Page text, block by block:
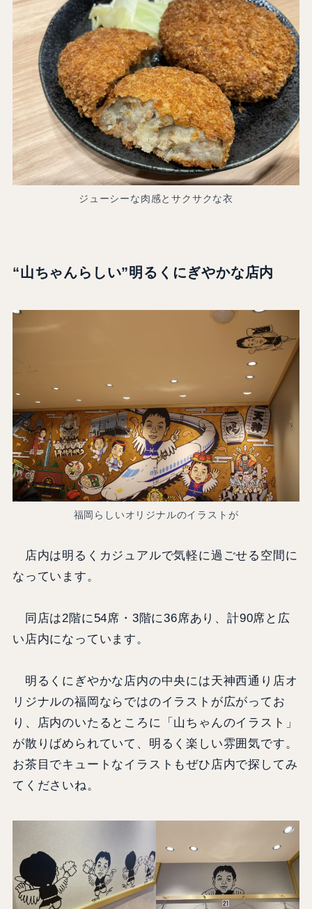
ジューシーな肉感とサクサクな衣
“山ちゃんらしい”明るくにぎやかな店内
福岡らしいオリジナルのイラストが
店内は明るくカジュアルで気軽に過ごせる空間に
なっています。
同店は2階に54席・3階に36席あり、計90席と広
い店内になっています。
明るくにぎやかな店内の中央には天神西通り店オ
リジナルの福岡ならではのイラストが広がってお
り、店内のいたるところに「山ちゃんのイラスト」
が散りばめられていて、明るく楽しい雰囲気です。
お茶目でキュートなイラストもぜひ店内で探してみ
てくださいね。